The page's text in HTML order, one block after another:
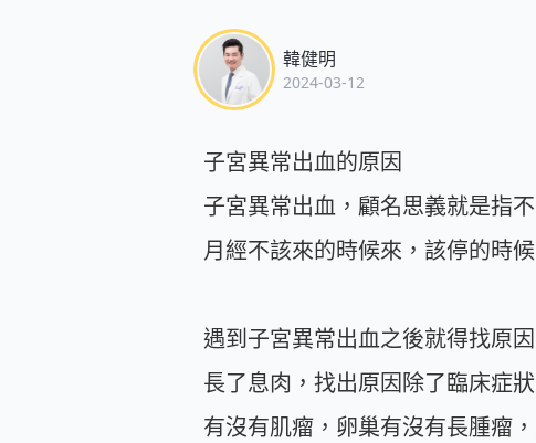
韓健明
2024-03-12
子宮異常出血的原因
子宮異常出血，顧名思義就是指
月經不該來的時候來，該停的時
遇到子宮異常出血之後就得找原
長了息肉，找出原因除了臨床症
有沒有肌瘤，卵巢有沒有長腫瘤